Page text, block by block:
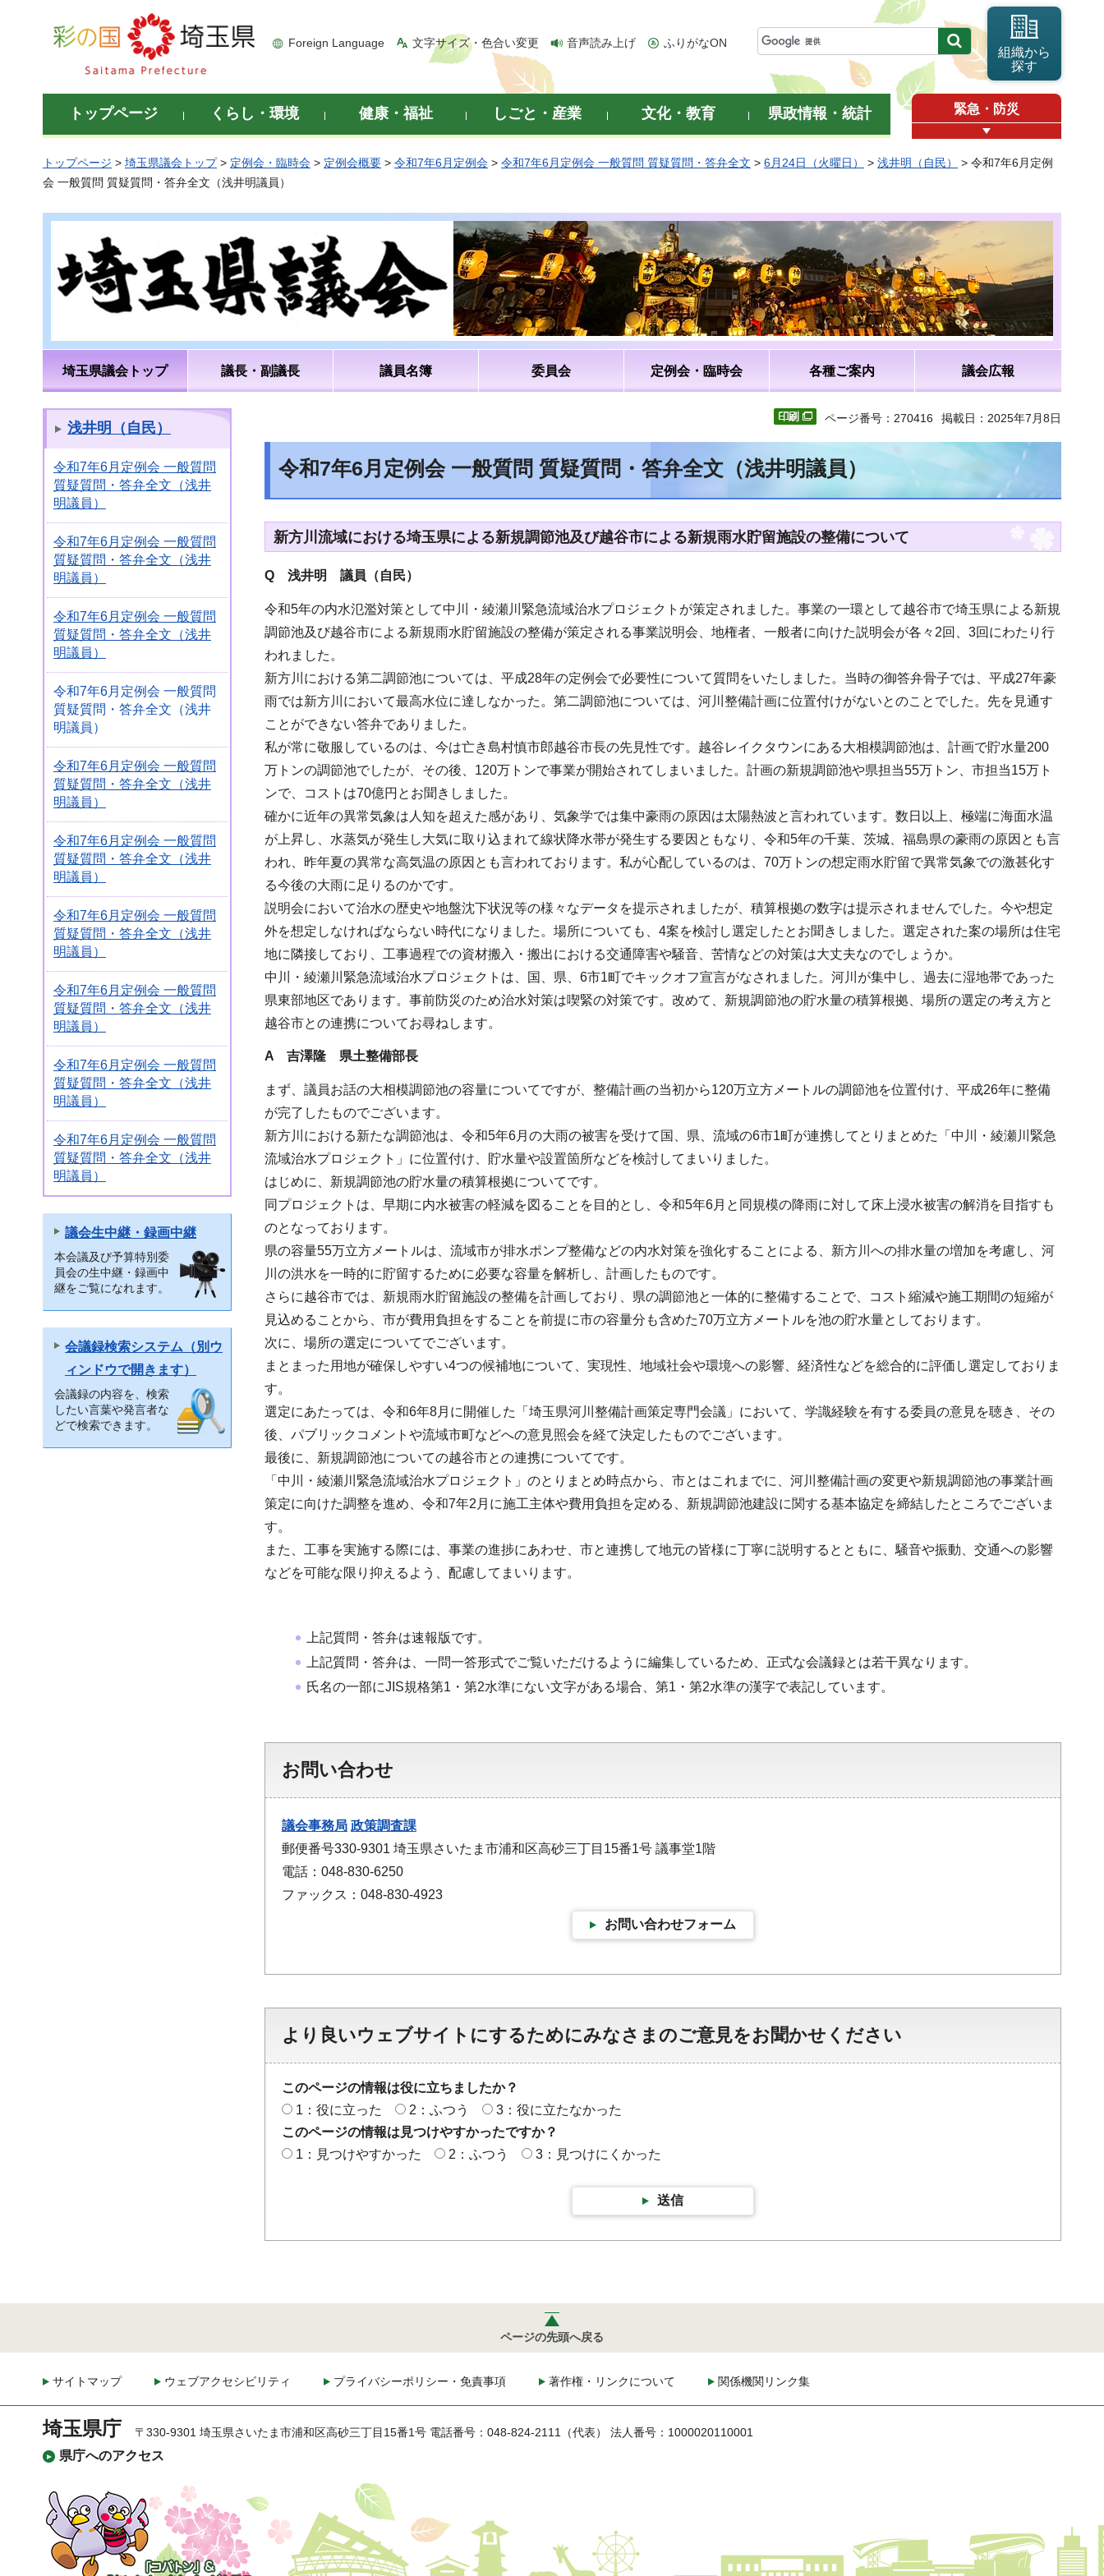
彩の国 埼玉県
Foreign Language 文字サイズ・色合い変更 音声読み上げ ふりがなON
組織から
探す
トップページ くらし・環境 健康・福祉 しごと・産業 文化・教育 県政情報・統計 緊急・防災
トップページ > 埼玉県議会トップ> 定例会・臨時会 > 定例会概要 > 令和7年6月定例会 > 令和7年6月定例会 一般質問 質疑質問・答弁全文 > 6月24日（火曜日） > 浅井明（自民）
> 令和7年6月定例
会 一般質問 質疑質問・答弁全文（浅井明議員）
埼玉県議会トップ 議長・副議長 議員名簿 委員会 定例会・臨時会 各種ご案内 議会広報
浅井明（自民）
令和7年6月定例会 一般質問
質疑質問・答弁全文（浅井
明議員）
令和7年6月定例会 一般質問
質疑質問・答弁全文（浅井
明議員）
令和7年6月定例会 一般質問
質疑質問・答弁全文（浅井
明議員）
令和7年6月定例会 一般質問
質疑質問・答弁全文（浅井
明議員）
令和7年6月定例会 一般質問
質疑質問・答弁全文（浅井
明議員）
令和7年6月定例会 一般質問
質疑質問・答弁全文（浅井
明議員）
令和7年6月定例会 一般質問
質疑質問・答弁全文（浅井
明議員）
令和7年6月定例会 一般質問
質疑質問・答弁全文（浅井
明議員）
令和7年6月定例会 一般質問
質疑質問・答弁全文（浅井
明議員）
令和7年6月定例会 一般質問
質疑質問・答弁全文（浅井
明議員）
議会生中継・録画中継
本会議及び予算特別委
員会の生中継・録画中
継をご覧になれます。
会議録検索システム（別ウ
ィンドウで開きます）
会議録の内容を、検索
したい言葉や発言者な
どで検索できます。
ページ番号：270416 掲載日：2025年7月8日
令和7年6月定例会 一般質問 質疑質問・答弁全文（浅井明議員）
新方川流域における埼玉県による新規調節池及び越谷市による新規雨水貯留施設の整備について
Q 浅井明 議員（自民）
令和5年の内水氾濫対策として中川・綾瀬川緊急流域治水プロジェクトが策定されました。事業の一環として越谷市で埼玉県による新規
調節池及び越谷市による新規雨水貯留施設の整備が策定される事業説明会、地権者、一般者に向けた説明会が各々2回、3回にわたり行
われました。
新方川における第二調節池については、平成28年の定例会で必要性について質問をいたしました。当時の御答弁骨子では、平成27年豪
雨では新方川において最高水位に達しなかった。第二調節池については、河川整備計画に位置付けがないとのことでした。先を見通す
ことができない答弁でありました。
私が常に敬服しているのは、今は亡き島村慎市郎越谷市長の先見性です。越谷レイクタウンにある大相模調節池は、計画で貯水量200
万トンの調節池でしたが、その後、120万トンで事業が開始されてしまいました。計画の新規調節池や県担当55万トン、市担当15万ト
ンで、コストは70億円とお聞きしました。
確かに近年の異常気象は人知を超えた感があり、気象学では集中豪雨の原因は太陽熱波と言われています。数日以上、極端に海面水温
が上昇し、水蒸気が発生し大気に取り込まれて線状降水帯が発生する要因ともなり、令和5年の千葉、茨城、福島県の豪雨の原因とも言
われ、昨年夏の異常な高気温の原因とも言われております。私が心配しているのは、70万トンの想定雨水貯留で異常気象での激甚化す
る今後の大雨に足りるのかです。
説明会において治水の歴史や地盤沈下状況等の様々なデータを提示されましたが、積算根拠の数字は提示されませんでした。今や想定
外を想定しなければならない時代になりました。場所についても、4案を検討し選定したとお聞きしました。選定された案の場所は住宅
地に隣接しており、工事過程での資材搬入・搬出における交通障害や騒音、苦情などの対策は大丈夫なのでしょうか。
中川・綾瀬川緊急流域治水プロジェクトは、国、県、6市1町でキックオフ宣言がなされました。河川が集中し、過去に湿地帯であった
県東部地区であります。事前防災のため治水対策は喫緊の対策です。改めて、新規調節池の貯水量の積算根拠、場所の選定の考え方と
越谷市との連携についてお尋ねします。
A 吉澤隆 県土整備部長
まず、議員お話の大相模調節池の容量についてですが、整備計画の当初から120万立方メートルの調節池を位置付け、平成26年に整備
が完了したものでございます。
新方川における新たな調節池は、令和5年6月の大雨の被害を受けて国、県、流域の6市1町が連携してとりまとめた「中川・綾瀬川緊急
流域治水プロジェクト」に位置付け、貯水量や設置箇所などを検討してまいりました。
はじめに、新規調節池の貯水量の積算根拠についてです。
同プロジェクトは、早期に内水被害の軽減を図ることを目的とし、令和5年6月と同規模の降雨に対して床上浸水被害の解消を目指すも
のとなっております。
県の容量55万立方メートルは、流域市が排水ポンプ整備などの内水対策を強化することによる、新方川への排水量の増加を考慮し、河
川の洪水を一時的に貯留するために必要な容量を解析し、計画したものです。
さらに越谷市では、新規雨水貯留施設の整備を計画しており、県の調節池と一体的に整備することで、コスト縮減や施工期間の短縮が
見込めることから、市が費用負担をすることを前提に市の容量分も含めた70万立方メートルを池の貯水量としております。
次に、場所の選定についてでございます。
まとまった用地が確保しやすい4つの候補地について、実現性、地域社会や環境への影響、経済性などを総合的に評価し選定しておりま
す。
選定にあたっては、令和6年8月に開催した「埼玉県河川整備計画策定専門会議」において、学識経験を有する委員の意見を聴き、その
後、パブリックコメントや流域市町などへの意見照会を経て決定したものでございます。
最後に、新規調節池についての越谷市との連携についてです。
「中川・綾瀬川緊急流域治水プロジェクト」のとりまとめ時点から、市とはこれまでに、河川整備計画の変更や新規調節池の事業計画
策定に向けた調整を進め、令和7年2月に施工主体や費用負担を定める、新規調節池建設に関する基本協定を締結したところでございま
す。
また、工事を実施する際には、事業の進捗にあわせ、市と連携して地元の皆様に丁寧に説明するとともに、騒音や振動、交通への影響
などを可能な限り抑えるよう、配慮してまいります。
上記質問・答弁は速報版です。
上記質問・答弁は、一問一答形式でご覧いただけるように編集しているため、正式な会議録とは若干異なります。
氏名の一部にJIS規格第1・第2水準にない文字がある場合、第1・第2水準の漢字で表記しています。
お問い合わせ
議会事務局 政策調査課
郵便番号330-9301 埼玉県さいたま市浦和区高砂三丁目15番1号 議事堂1階
電話：048-830-6250
ファックス：048-830-4923
お問い合わせフォーム
より良いウェブサイトにするためにみなさまのご意見をお聞かせください
このページの情報は役に立ちましたか？
1：役に立った
2：ふつう
3：役に立たなかった
このページの情報は見つけやすかったですか？
1：見つけやすかった
2：ふつう 3：見つけにくかった
送信
ページの先頭へ戻る
サイトマップ ウェブアクセシビリティ プライバシーポリシー・免責事項 著作権・リンクについて 関係機関リンク集
埼玉県庁
県庁へのアクセス
〒330-9301 埼玉県さいたま市浦和区高砂三丁目15番1号 電話番号：048-824-2111（代表） 法人番号：1000020110001
「コバトン」&「さいた